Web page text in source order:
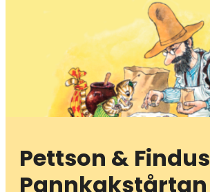
Pettson & Findus
Pannkakstårtan